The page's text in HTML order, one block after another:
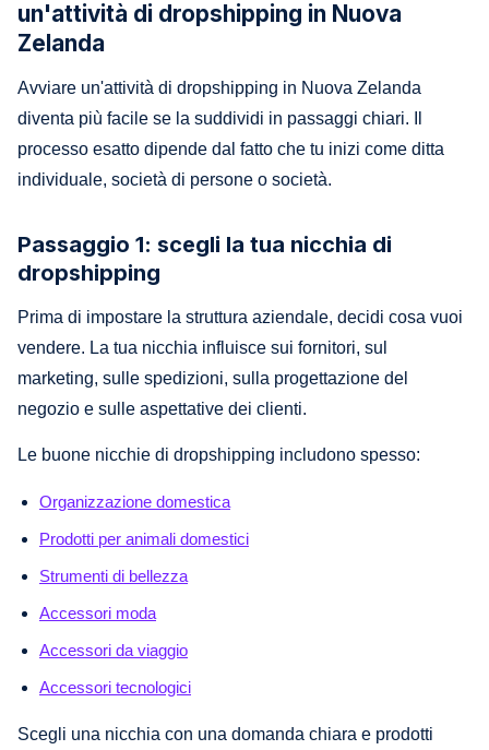
un'attività di dropshipping in Nuova
Zelanda
Avviare un'attività di dropshipping in Nuova Zelanda
diventa più facile se la suddividi in passaggi chiari. Il
processo esatto dipende dal fatto che tu inizi come ditta
individuale, società di persone o società.
Passaggio 1: scegli la tua nicchia di
dropshipping
Prima di impostare la struttura aziendale, decidi cosa vuoi
vendere. La tua nicchia influisce sui fornitori, sul
marketing, sulle spedizioni, sulla progettazione del
negozio e sulle aspettative dei clienti.
Le buone nicchie di dropshipping includono spesso:
Organizzazione domestica
Prodotti per animali domestici
Strumenti di bellezza
Accessori moda
Accessori da viaggio
Accessori tecnologici
Scegli una nicchia con una domanda chiara e prodotti